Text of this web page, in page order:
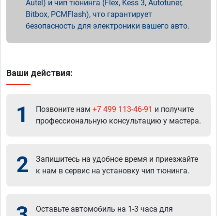
Autel) и чип тюнинга (Flex, Kess 3, Autotuner,
Bitbox, PCMFlash), что гарантирует
безопасность для электроники вашего авто.
Ваши действия:
1 Позвоните нам +7 499 113-46-91 и получите
профессиональную консультацию у мастера.
2
Запишитесь на удобное время и приезжайте
к нам в сервис на установку чип тюнинга.
Оставьте автомобиль на 1-3 часа для